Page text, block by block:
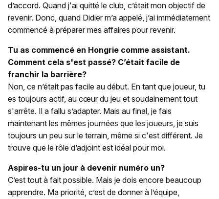
d’accord. Quand j'ai quitté le club, c’était mon objectif de
revenir. Donc, quand Didier m’a appelé, j’ai immédiatement
commencé à préparer mes affaires pour revenir.
Tu as commencé en Hongrie comme assistant.
Comment cela s'est passé? C’était facile de
franchir la barrière?
Non, ce n’était pas facile au début. En tant que joueur, tu
es toujours actif, au cœur du jeu et soudainement tout
s'arrête. Il a fallu s’adapter. Mais au final, je fais
maintenant les mêmes journées que les joueurs, je suis
toujours un peu sur le terrain, même si c'est différent. Je
trouve que le rôle d’adjoint est idéal pour moi.
Aspires-tu un jour à devenir numéro un?
C’est tout à fait possible. Mais je dois encore beaucoup
apprendre. Ma priorité, c’est de donner à l’équipe,